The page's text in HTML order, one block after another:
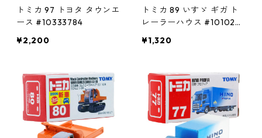
トミカ 97 トヨタ タウンエ
ース #10333784
¥2,200
トミカ 89 いすゞ ギガ ト
レーラーハウス #1010244
¥1,320